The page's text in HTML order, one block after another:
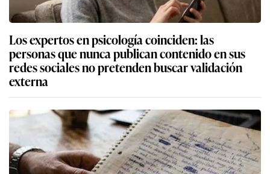
Los expertos en psicología coinciden: las
personas que nunca publican contenido en sus
redes sociales no pretenden buscar validación
externa